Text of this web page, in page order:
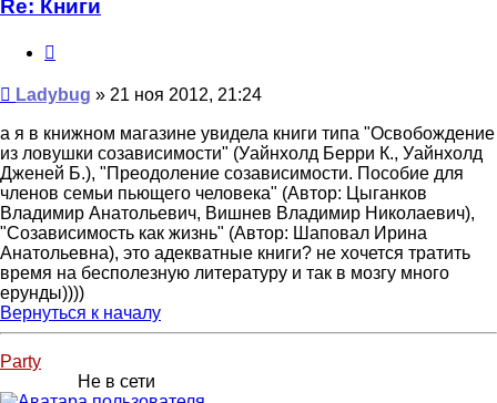
Re: Книги
Сообщение
Ladybug » 21 ноя 2012, 21:24
а я в книжном магазине увидела книги типа "Освобождение
из ловушки созависимости" (Уайнхолд Берри К., Уайнхолд
Дженей Б.), "Преодоление созависимости. Пособие для
членов семьи пьющего человека" (Автор: Цыганков
Владимир Анатольевич, Вишнев Владимир Николаевич),
"Созависимость как жизнь" (Автор: Шаповал Ирина
Анатольевна), это адекватные книги? не хочется тратить
время на бесполезную литературу и так в мозгу много
ерунды))))
Вернуться к началу
Party
Не в сети